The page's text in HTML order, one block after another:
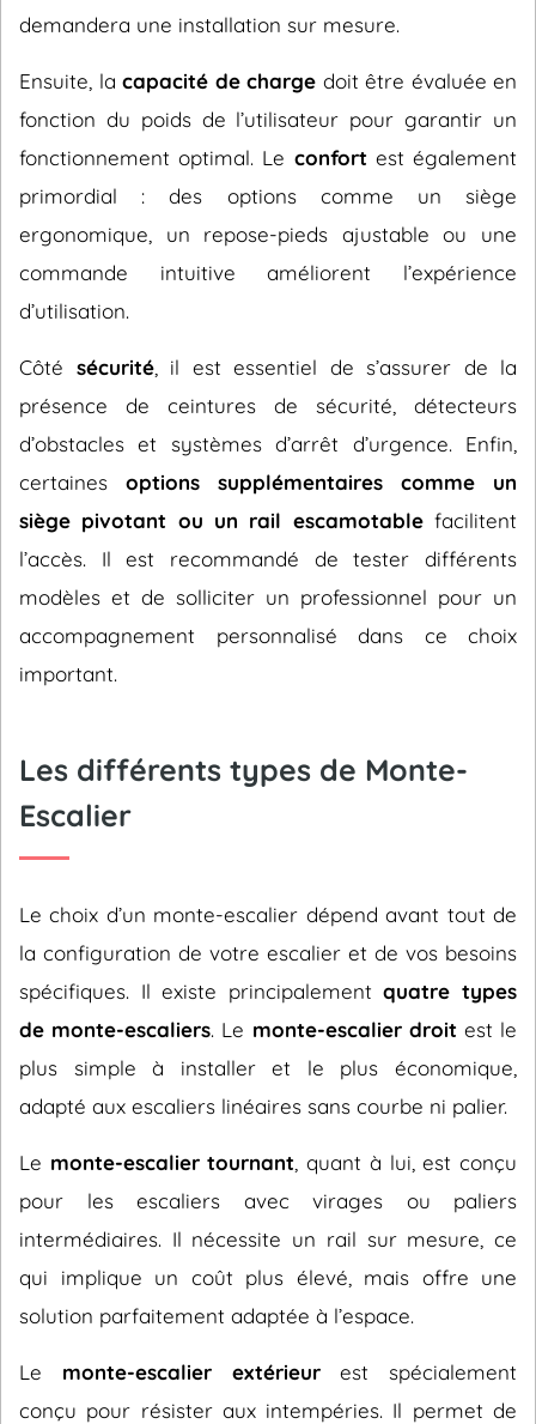
demandera une installation sur mesure.
Ensuite, la capacité de charge doit être évaluée en
fonction du poids de l’utilisateur pour garantir un
fonctionnement optimal. Le confort est également
primordial : des options comme un siège
ergonomique, un repose-pieds ajustable ou une
commande intuitive améliorent l’expérience
d’utilisation.
Côté sécurité, il est essentiel de s’assurer de la
présence de ceintures de sécurité, détecteurs
d’obstacles et systèmes d’arrêt d’urgence. Enfin,
certaines options supplémentaires comme un
siège pivotant ou un rail escamotablefacilitent
l’accès. Il est recommandé de tester différents
modèles et de solliciter un professionnel pour un
accompagnement personnalisé dans ce choix
important.
Les différents types de Monte-
Escalier
Le choix d’un monte-escalier dépend avant tout de
la configuration de votre escalier et de vos besoins
spécifiques. Il existe principalementquatre types
de monte-escaliers. Le monte-escalier droit est le
plus simple à installer et le plus économique,
adapté aux escaliers linéaires sans courbe ni palier.
Le monte-escalier tournant , quant à lui, est conçu
pour les escaliers avec virages ou paliers
intermédiaires. Il nécessite un rail sur mesure, ce
qui implique un coût plus élevé, mais offre une
solution parfaitement adaptée à l’espace.
Le monte-escalier extérieurest spécialement
conçu pour résister aux intempéries. Il permet de